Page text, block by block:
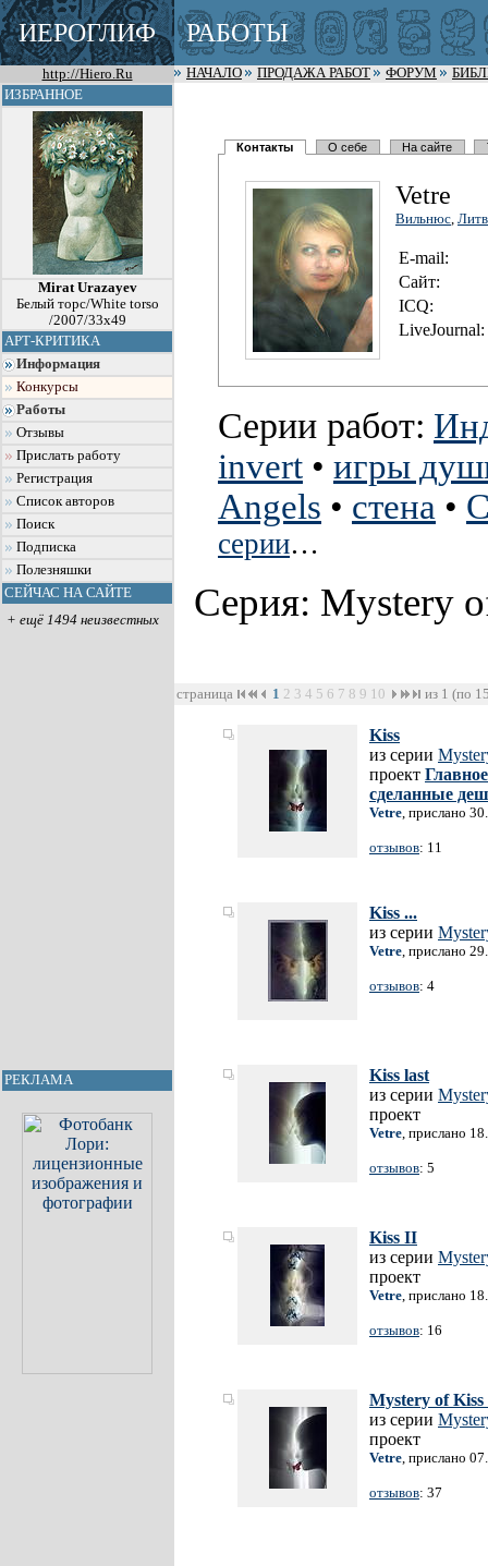
ИЕРОГЛИФ РАБОТЫ
http://Hiero.Ru НАЧАЛО ПРОДАЖА РАБОТ ФОРУМ
ИЗБРАННОЕ
Mirat Urazayev
Белый торс/White torso
/2007/33x49
АРТ-КРИТИКА
Информация
Конкурсы
Работы
Отзывы
Прислать работу
Регистрация
Список авторов
Поиск
Подписка
Полезняшки
СЕЙЧАС НА САЙТЕ
+ ещё 1494 неизвестных
РЕКЛАМА
Контакты О себе На сайте
Vetre
Вильнюс,
E-mail:
Сайт:
ICQ:
LiveJournal:
Серии работ:
invert • игры
Angels • стена •
серии…
Серия: Mystery
страница 1 2 3 4 5 6 7 8 9 10 из 1 (по
Kiss
из серии
проект
сделанные
Vetre, прислано
отзывов: 11
Kiss ...
из серии
Vetre, прислано
отзывов: 4
Kiss last
из серии
проект
Vetre, прислано
отзывов: 5
Kiss II
из серии
проект
Vetre, прислано
отзывов: 16
Mystery of Kiss
из серии
проект
Vetre, прислано
отзывов: 37